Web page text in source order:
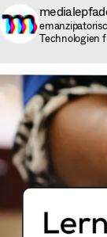
Technologien